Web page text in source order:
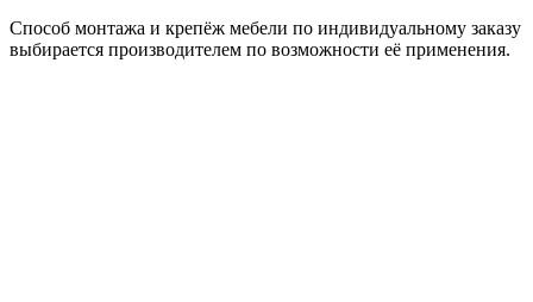
Способ монтажа и крепёж мебели по индивидуальному заказу
выбирается производителем по возможности её применения.